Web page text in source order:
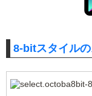
8-bitスタイル